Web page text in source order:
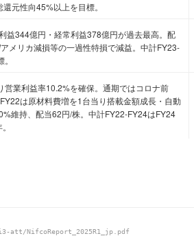
元性向45%以上を目標。
益344億円・経常利益378億円が過去最高。配
メリカ減損等の一過性特損で減益。中計FY23-
業利益率10.2%を確保。通期ではコロナ前
は原材料費増を1台当り搭載金額成長・自動
維持、配当62円/株。中計FY22-FY24はFY24
att/NifcoReport_2025R1_jp.pdf